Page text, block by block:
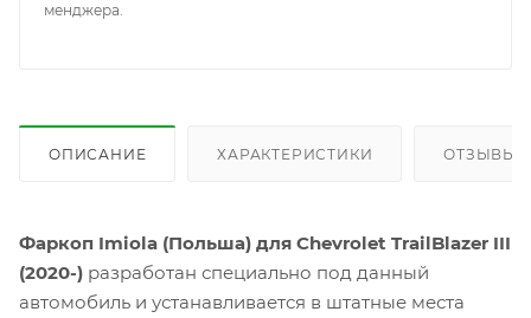
менджера.
ОПИСАНИЕ ХАРАКТЕРИСТИКИ ОТЗЫВЫ
Фаркоп Imiola (Польша) для Chevrolet TrailBlazer III
(2020-) разработан специально под данный
автомобиль и устанавливается в штатные места